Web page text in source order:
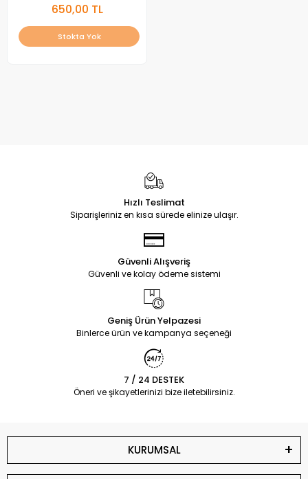
650,00 TL
Stokta Yok
Hızlı Teslimat
Siparişleriniz en kısa sürede elinize ulaşır.
Güvenli Alışveriş
Güvenli ve kolay ödeme sistemi
Geniş Ürün Yelpazesi
Binlerce ürün ve kampanya seçeneği
7 / 24 DESTEK
Öneri ve şikayetlerinizi bize iletebilirsiniz.
KURUMSAL